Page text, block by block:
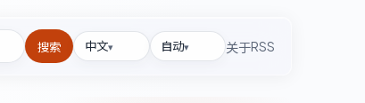
搜索 中文▾ 自动▾ 关于RSS